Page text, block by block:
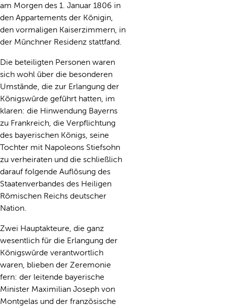
am Morgen des 1. Januar 1806 in
den Appartements der Königin,
den vormaligen Kaiserzimmern, in
der Münchner Residenz stattfand.
Die beteiligten Personen waren
sich wohl über die besonderen
Umstände, die zur Erlangung der
Königswürde geführt hatten, im
klaren: die Hinwendung Bayerns
zu Frankreich, die Verpflichtung
des bayerischen Königs, seine
Tochter mit Napoleons Stiefsohn
zu verheiraten und die schließlich
darauf folgende Auflösung des
Staatenverbandes des Heiligen
Römischen Reichs deutscher
Nation.
Zwei Hauptakteure, die ganz
wesentlich für die Erlangung der
Königswürde verantwortlich
waren, blieben der Zeremonie
fern: der leitende bayerische
Minister Maximilian Joseph von
Montgelas und der französische